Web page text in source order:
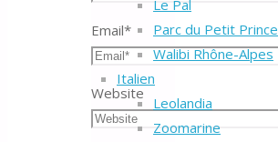
Le Pal
Parc du Petit Prince
Walibi Rhône-Alpes
Italien
Leolandia
Zoomarine
Email*
Website